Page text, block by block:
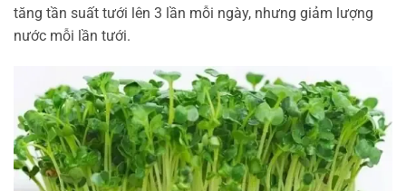
tăng tần suất tưới lên 3 lần mỗi ngày, nhưng giảm lượng
nước mỗi lần tưới.